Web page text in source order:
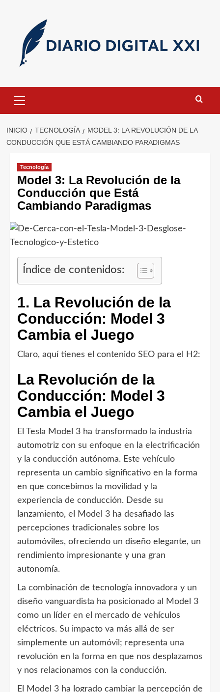
contenido
primario
INICIO TECNOLOGÍA
MODEL 3: LA REVOLUCIÓN DE LA
CONDUCCIÓN QUE ESTÁ CAMBIANDO PARADIGMAS
Tecnología
Model 3: La Revolución de la
Conducción que Está
Cambiando Paradigmas
Índice de contenidos:
1. La Revolución de la
Conducción: Model 3
Cambia el Juego
Claro, aquí tienes el contenido SEO para el H2:
La Revolución de la
Conducción: Model 3
Cambia el Juego
El Tesla Model 3 ha transformado la industria
automotriz con su enfoque en la electrificación
y la conducción autónoma. Este vehículo
representa un cambio significativo en la forma
en que concebimos la movilidad y la
experiencia de conducción. Desde su
lanzamiento, el Model 3 ha desafiado las
percepciones tradicionales sobre los
automóviles, ofreciendo un diseño elegante, un
rendimiento impresionante y una gran
autonomía.
La combinación de tecnología innovadora y un
diseño vanguardista ha posicionado al Model 3
como un líder en el mercado de vehículos
eléctricos. Su impacto va más allá de ser
simplemente un automóvil; representa una
revolución en la forma en que nos desplazamos
y nos relacionamos con la conducción.
El Model 3 ha logrado cambiar la percepción de